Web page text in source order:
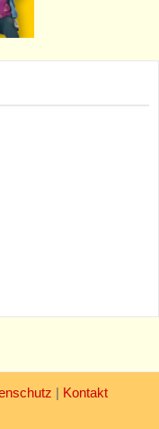
| Kontakt